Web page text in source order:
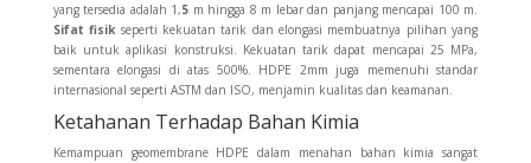
yang tersedia adalah 1,5 m hingga 8 m lebar dan panjang mencapai 100 m.
Sifat fisik seperti kekuatan tarik dan elongasi membuatnya pilihan yang
baik untuk aplikasi konstruksi. Kekuatan tarik dapat mencapai 25 MPa,
sementara elongasi di atas 500%. HDPE 2mm juga memenuhi standar
internasional seperti ASTM dan ISO, menjamin kualitas dan keamanan.
Ketahanan Terhadap Bahan Kimia
Kemampuan geomembrane HDPE dalam menahan bahan kimia sangat